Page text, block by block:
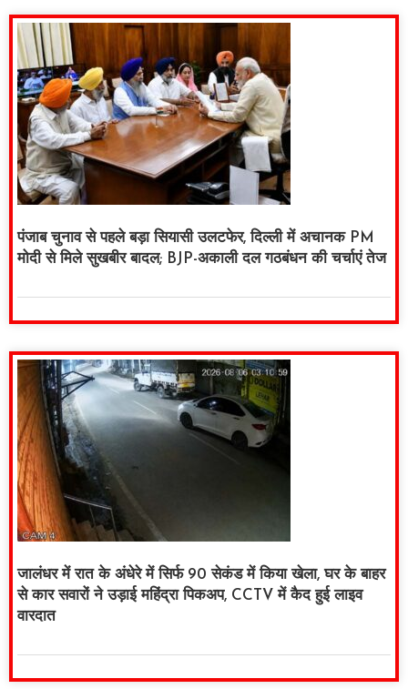
पंजाब चुनाव से पहले बड़ा सियासी उलटफेर, दिल्ली में अचानक PM
मोदी से मिले सुखबीर बादल; BJP-अकाली दल गठबंधन की चर्चाएं तेज
जालंधर में रात के अंधेरे में सिर्फ 90 सेकंड में किया खेला, घर के बाहर
से कार सवारों ने उड़ाई महिंद्रा पिकअप, CCTV में कैद हुई लाइव
वारदात